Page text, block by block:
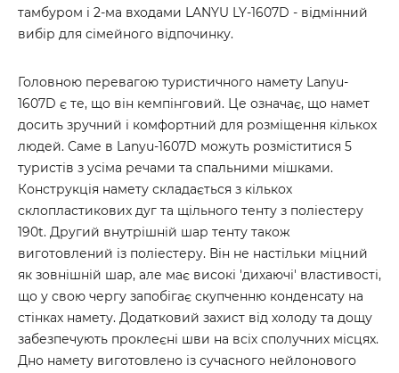
тамбуром і 2-ма входами LANYU LY-1607D - відмінний
вибір для сімейного відпочинку.
Головною перевагою туристичного намету Lanyu-
1607D є те, що він кемпінговий. Це означає, що намет
досить зручний і комфортний для розміщення кількох
людей. Саме в Lanyu-1607D можуть розміститися 5
туристів з усіма речами та спальними мішками.
Конструкція намету складається з кількох
склопластикових дуг та щільного тенту з поліестеру
190t. Другий внутрішній шар тенту також
виготовлений із поліестеру. Він не настільки міцний
як зовнішній шар, але має високі 'дихаючі' властивості,
що у свою чергу запобігає скупченню конденсату на
стінках намету. Додатковий захист від холоду та дощу
забезпечують проклеєні шви на всіх сполучних місцях.
Дно намету виготовлено із сучасного нейлонового